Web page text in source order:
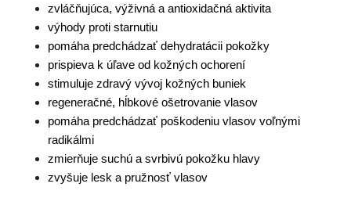
zvláčňujúca, výživná a antioxidačná aktivita
výhody proti starnutiu
pomáha predchádzať dehydratácii pokožky
prispieva k úľave od kožných ochorení
stimuluje zdravý vývoj kožných buniek
regeneračné, hĺbkové ošetrovanie vlasov
pomáha predchádzať poškodeniu vlasov voľnými
radikálmi
zmierňuje suchú a svrbivú pokožku hlavy
zvyšuje lesk a pružnosť vlasov